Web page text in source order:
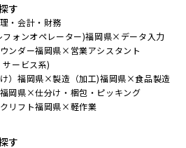
す
・会計・財務
ォンオペレーター)福岡県×データ入力
ンダー福岡県×営業アシスタント
ービス系)
）福岡県×製造（加工)福岡県×食品製造
福岡県×仕分け・梱包・ピッキング
リフト福岡県×軽作業
す